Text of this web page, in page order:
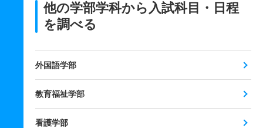
他の学部学科から入試科目・日程
を調べる
外国語学部
教育福祉学部
看護学部